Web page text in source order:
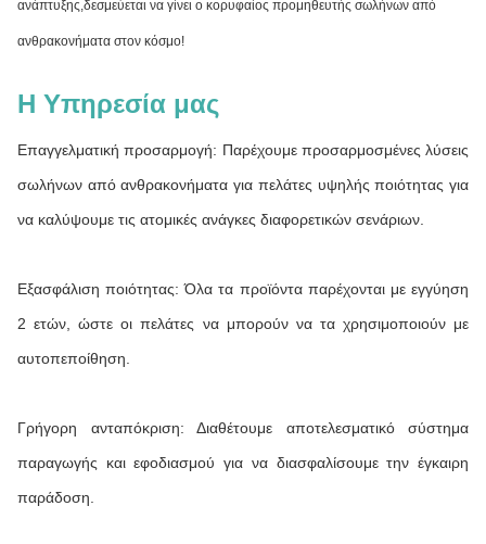
ανάπτυξης,δεσμεύεται να γίνει ο κορυφαίος προμηθευτής σωλήνων από
ανθρακονήματα στον κόσμο!
Η Υπηρεσία μας
Επαγγελματική προσαρμογή: Παρέχουμε προσαρμοσμένες λύσεις
σωλήνων από ανθρακονήματα για πελάτες υψηλής ποιότητας για
να καλύψουμε τις ατομικές ανάγκες διαφορετικών σενάριων.
Εξασφάλιση ποιότητας: Όλα τα προϊόντα παρέχονται με εγγύηση
2 ετών, ώστε οι πελάτες να μπορούν να τα χρησιμοποιούν με
αυτοπεποίθηση.
Γρήγορη ανταπόκριση: Διαθέτουμε αποτελεσματικό σύστημα
παραγωγής και εφοδιασμού για να διασφαλίσουμε την έγκαιρη
παράδοση.